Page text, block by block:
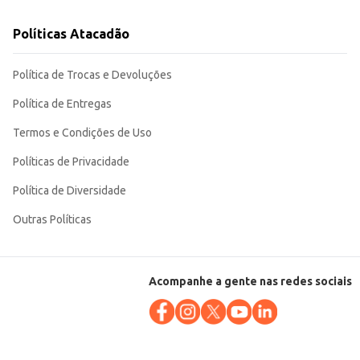
Políticas Atacadão
Política de Trocas e Devoluções
Política de Entregas
Termos e Condições de Uso
Políticas de Privacidade
Política de Diversidade
Outras Políticas
Acompanhe a gente nas redes sociais